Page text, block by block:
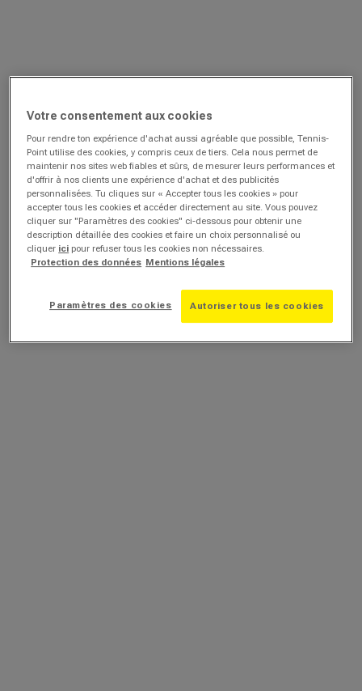
Votre consentement aux cookies
Pour rendre ton expérience d'achat aussi agréable que possible, Tennis-
Point utilise des cookies, y compris ceux de tiers. Cela nous permet de
maintenir nos sites web fiables et sûrs, de mesurer leurs performances et
d'offrir à nos clients une expérience d'achat et des publicités
personnalisées. Tu cliques sur « Accepter tous les cookies » pour
accepter tous les cookies et accéder directement au site. Vous pouvez
cliquer sur "Paramètres des cookies" ci-dessous pour obtenir une
description détaillée des cookies et faire un choix personnalisé ou
cliquer ici pour refuser tous les cookies non nécessaires.
Protection des données Mentions légales
Paramètres des cookies Autoriser tous les cookies